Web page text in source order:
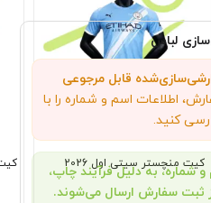
لباس
قابل مرجوعی
اطلاعات اسم و شماره را با
کنید.
به دلیل فرآیند چاپ،
کیت منچستر سیتی اول 2026 کیت